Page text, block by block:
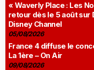
« Waverly Place : Les
retour dès le 5 août sur
Disney Channel
05/08/2026
France 4 diffuse le
La 1ère – On Air
09/08/2026